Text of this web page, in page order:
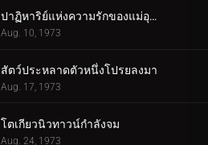
ปาฏิหาริย์แห่งความรักของแม่อุลตร้า!
Aug. 10, 1973
สัตว์ประหลาดตัวหนึ่งโปรยลงมา
Aug. 17, 1973
โตเกียวนิวทาวน์กำลังจม
Aug. 24, 1973